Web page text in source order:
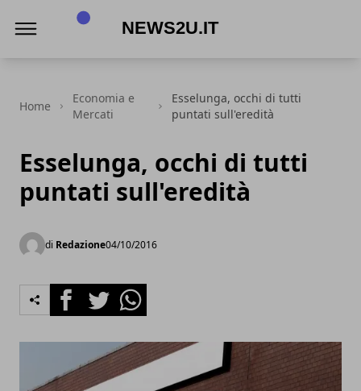
Home
Economia e
Mercati
Esselunga, occhi di tutti
puntati sull'eredità
Esselunga, occhi di tutti
puntati sull'eredità
di Redazione04/10/2016
FacebookTwitterWhatsapp